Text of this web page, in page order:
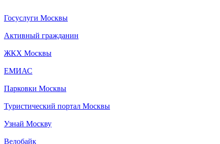
Госуслуги Москвы
Активный гражданин
ЖКХ Москвы
ЕМИАС
Парковки Москвы
Туристический портал Москвы
Узнай Москву
Велобайк